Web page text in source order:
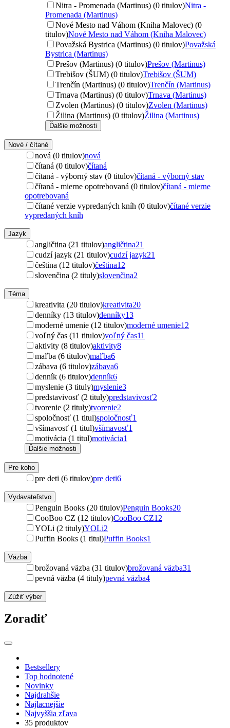
Nitra - Promenada (Martinus) (0 titulov)Nitra -
Promenada (Martinus)
Nové Mesto nad Váhom (Kniha Malovec) (0
titulov)Nové Mesto nad Váhom (Kniha Malovec)
Považská Bystrica (Martinus) (0 titulov)Považská
Bystrica (Martinus)
Prešov (Martinus) (0 titulov)Prešov (Martinus)
Trebišov (ŠUM) (0 titulov)Trebišov (ŠUM)
Trenčín (Martinus) (0 titulov)Trenčín (Martinus)
Trnava (Martinus) (0 titulov)Trnava (Martinus)
Zvolen (Martinus) (0 titulov)Zvolen (Martinus)
Žilina (Martinus) (0 titulov)Žilina (Martinus)
Ďalšie možnosti
Nové / čítané
nová (0 titulov)nová
čítaná (0 titulov)čítaná
čítaná - výborný stav (0 titulov)čítaná - výborný stav
čítaná - mierne opotrebovaná (0 titulov)čítaná - mierne
opotrebovaná
čítané verzie vypredaných kníh (0 titulov)čítané verzie
vypredaných kníh
Jazyk
angličtina (21 titulov)angličtina21
cudzí jazyk (21 titulov)cudzí jazyk21
čeština (12 titulov)čeština12
slovenčina (2 tituly)slovenčina2
Téma
kreativita (20 titulov)kreativita20
denníky (13 titulov)denníky13
moderné umenie (12 titulov)moderné umenie12
voľný čas (11 titulov)voľný čas11
aktivity (8 titulov)aktivity8
maľba (6 titulov)maľba6
zábava (6 titulov)zábava6
denník (6 titulov)denník6
myslenie (3 tituly)myslenie3
predstavivosť (2 tituly)predstavivosť2
tvorenie (2 tituly)tvorenie2
spoločnosť (1 titul)spoločnosť1
všímavosť (1 titul)všímavosť1
motivácia (1 titul)motivácia1
Ďalšie možnosti
Pre koho
pre deti (6 titulov)pre deti6
Vydavateľstvo
Penguin Books (20 titulov)Penguin Books20
CooBoo CZ (12 titulov)CooBoo CZ12
YOLi (2 tituly)YOLi2
Puffin Books (1 titul)Puffin Books1
Väzba
brožovaná väzba (31 titulov)brožovaná väzba31
pevná väzba (4 tituly)pevná väzba4
Zúžiť výber
Zoradiť
Bestsellery
Top hodnotené
Novinky
Najdrahšie
Najlacnejšie
Najvyššia zľava
35 produktov